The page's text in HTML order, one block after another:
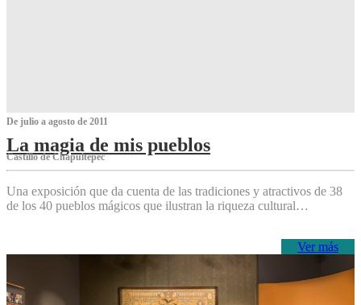
De julio a agosto de 2011
La magia de mis pueblos
Castillo de Chapultepec
Una exposición que da cuenta de las tradiciones y atractivos de 38
de los 40 pueblos mágicos que ilustran la riqueza cultural…
Ver más